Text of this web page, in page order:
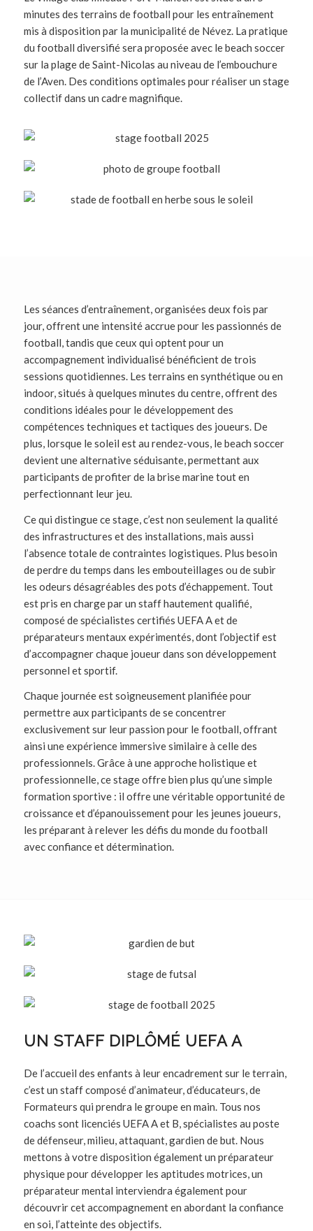
minutes des terrains de football pour les entraînement
mis à disposition par la municipalité de Névez. La pratique
du football diversifié sera proposée avec le beach soccer
sur la plage de Saint-Nicolas au niveau de l’embouchure
de l’Aven. Des conditions optimales pour réaliser un stage
collectif dans un cadre magnifique.
Les séances d’entraînement, organisées deux fois par
jour, offrent une intensité accrue pour les passionnés de
football, tandis que ceux qui optent pour un
accompagnement individualisé bénéficient de trois
sessions quotidiennes. Les terrains en synthétique ou en
indoor, situés à quelques minutes du centre, offrent des
conditions idéales pour le développement des
compétences techniques et tactiques des joueurs. De
plus, lorsque le soleil est au rendez-vous, le beach soccer
devient une alternative séduisante, permettant aux
participants de profiter de la brise marine tout en
perfectionnant leur jeu.
Ce qui distingue ce stage, c’est non seulement la qualité
des infrastructures et des installations, mais aussi
l’absence totale de contraintes logistiques. Plus besoin
de perdre du temps dans les embouteillages ou de subir
les odeurs désagréables des pots d’échappement. Tout
est pris en charge par un staff hautement qualifié,
composé de spécialistes certifiés UEFA A et de
préparateurs mentaux expérimentés, dont l’objectif est
d’accompagner chaque joueur dans son développement
personnel et sportif.
Chaque journée est soigneusement planifiée pour
permettre aux participants de se concentrer
exclusivement sur leur passion pour le football, offrant
ainsi une expérience immersive similaire à celle des
professionnels. Grâce à une approche holistique et
professionnelle, ce stage offre bien plus qu’une simple
formation sportive : il offre une véritable opportunité de
croissance et d’épanouissement pour les jeunes joueurs,
les préparant à relever les défis du monde du football
avec confiance et détermination.
UN STAFF DIPLÔMÉ UEFA A
De l’accueil des enfants à leur encadrement sur le terrain,
c’est un staff composé d’animateur, d’éducateurs, de
Formateurs qui prendra le groupe en main. Tous nos
coachs sont licenciés UEFA A et B, spécialistes au poste
de défenseur, milieu, attaquant, gardien de but. Nous
mettons à votre disposition également un préparateur
physique pour développer les aptitudes motrices, un
préparateur mental interviendra également pour
découvrir cet accompagnement en abordant la confiance
en soi, l’atteinte des objectifs.